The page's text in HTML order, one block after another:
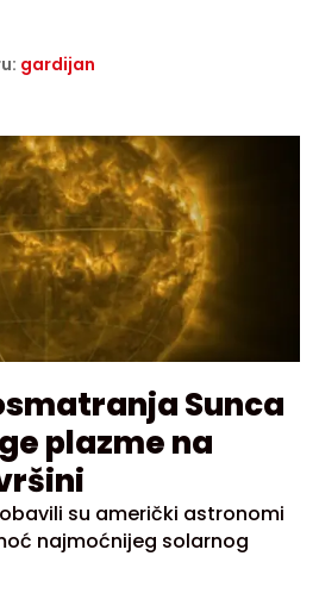
gardijan
Sunca
plazme na
su američki astronomi
najmoćnijeg solarnog